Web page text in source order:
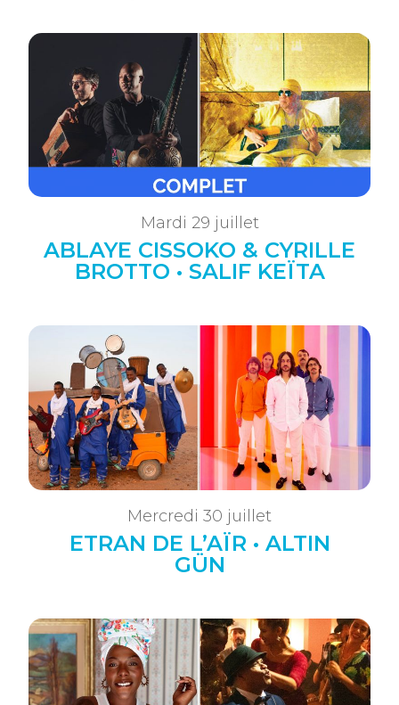
Mardi 29 juillet
ABLAYE CISSOKO & CYRILLE
BROTTO • SALIF KEÏTA
Mercredi 30 juillet
ETRAN DE L’AÏR • ALTIN
GÜN